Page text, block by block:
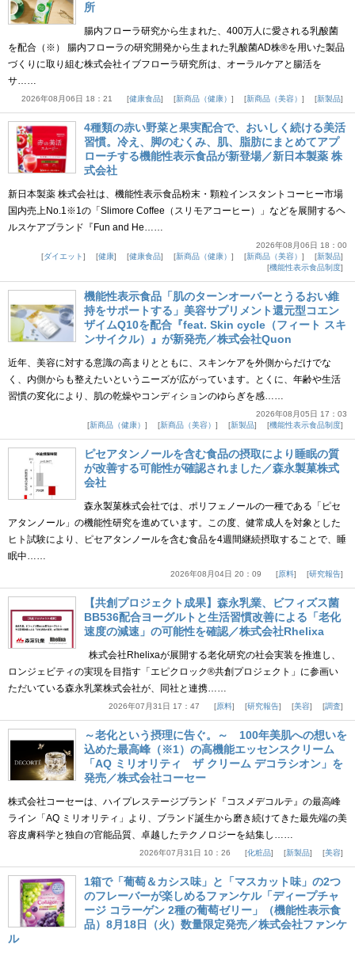
所
腸内フローラ研究から生まれた、400万人に愛される乳酸菌
を配合（※） 腸内フローラの研究開発から生まれた乳酸菌AD株®を用いた製品
づくりに取り組む株式会社イブフローラ研究所は、オーラルケアと腸活を
サ……
2026年08月06日 18：21 健康食品 新商品（健康） 新商品（美容） 新製品
4種類の赤い野菜と果実配合で、おいしく続ける美活
習慣。冷え、脚のむくみ、肌、脂肪にまとめてアプ
ローチする機能性表示食品が新登場／新日本製薬 株
式会社
新日本製薬 株式会社は、機能性表示食品粉末・顆粒インスタントコーヒー市場
国内売上No.1※1の「Slimore Coffee（スリモアコーヒー）」などを展開するヘ
ルスケアブランド『Fun and He……
2026年08月06日 18：00
ダイエット
健康 健康食品 新商品（健康） 新商品（美容）
新製品
機能性表示食品制度
機能性表示食品「肌のターンオーバーとうるおい維
持をサポートする」美容サプリメント還元型コエン
ザイムQ10を配合『feat. Skin cycle（フィート スキ
ンサイクル）』が新発売／株式会社Quon
近年、美容に対する意識の高まりとともに、スキンケアを外側からだけでな
く、内側からも整えたいというニーズが広がっています。とくに、年齢や生活
習慣の変化により、肌の乾燥やコンディションのゆらぎを感……
2026年08月05日 17：03
新商品（健康）
新商品（美容） 新製品 機能性表示食品制度
ピセアタンノールを含む食品の摂取により睡眠の質
が改善する可能性が確認されました／森永製菓株式
会社
森永製菓株式会社では、ポリフェノールの一種である「ピセ
アタンノール」の機能性研究を進めています。この度、健常成人を対象とした
ヒト試験により、ピセアタンノールを含む食品を4週間継続摂取することで、睡
眠中……
2026年08月04日 20：09 原料 研究報告
【共創プロジェクト成果】森永乳業、ビフィズス菌
BB536配合ヨーグルトと生活習慣改善による「老化
速度の減速」の可能性を確認／株式会社Rhelixa
株式会社Rhelixaが展開する老化研究の社会実装を推進し、
ロンジェビティの実現を目指す「エピクロック®共創プロジェクト」に参画い
ただいている森永乳業株式会社が、同社と連携……
2026年07月31日 17：47 原料 研究報告 美容 調査
～老化という摂理に告ぐ。～ 100年美肌への想いを
込めた最高峰（※1）の高機能エッセンスクリーム
「AQ ミリオリティ ザ クリーム デコラシオン」を
発売／株式会社コーセー
株式会社コーセーは、ハイプレステージブランド『コスメデコルテ』の最高峰
ライン「AQ ミリオリティ」より、ブランド誕生から磨き続けてきた最先端の美
容皮膚科学と独自の官能品質、卓越したテクノロジーを結集し……
2026年07月31日 10：26 化粧品 新製品 美容
1箱で「葡萄＆カシス味」と「マスカット味」の2つ
のフレーバーが楽しめるファンケル「ディープチャ
ージ コラーゲン 2種の葡萄ゼリー」（機能性表示食
品）8月18日（火）数量限定発売／株式会社ファンケ
ル